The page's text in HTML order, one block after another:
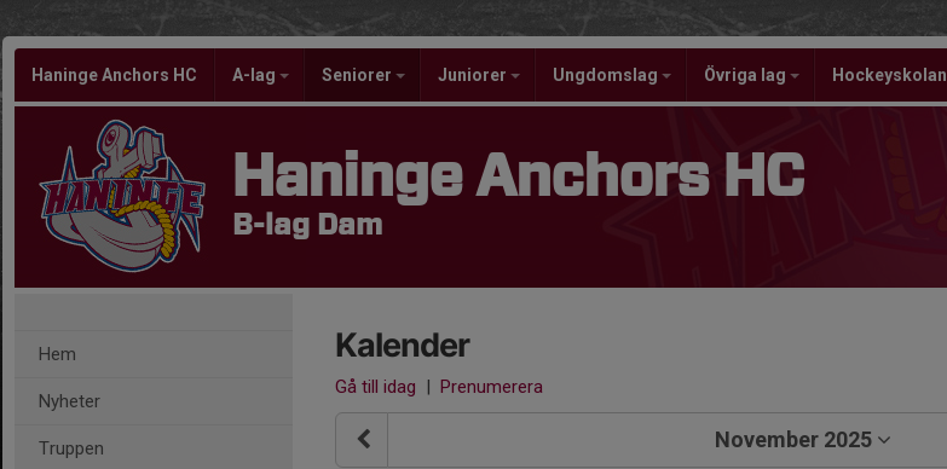
Haninge Anchors HC A-lag Seniorer Juniorer Ungdomslag Övriga lag Hockeyskolan
Haninge Anchors HC
B-lag Dam
Hem
Nyheter
Truppen
Kalender
Gå till idag | Prenumerera
November 2025